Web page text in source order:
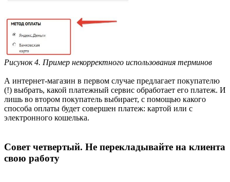
Рисунок 4. Пример некорректного использования терминов
А интернет-магазин в первом случае предлагает покупателю
(!) выбрать, какой платежный сервис обработает его платеж. И
лишь во втором покупатель выбирает, с помощью какого
способа оплаты будет совершен платеж: картой или с
электронного кошелька.
Совет четвертый. Не перекладывайте на клиента
свою работу